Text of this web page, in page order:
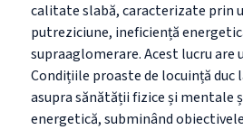
calitate slabă, caracterizate prin
putreziciune, ineficiență
supraaglomerare. Acest lucru are
Condițiile proaste de locuință duc
asupra sănătății fizice și mentale
energetică, subminând